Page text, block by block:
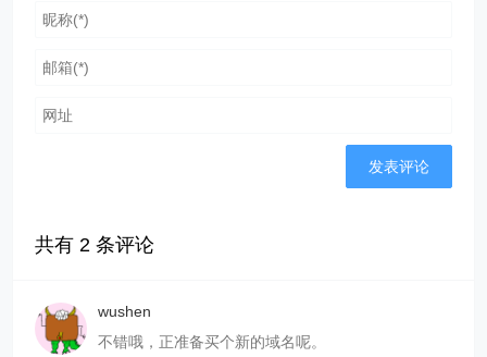
共有2 条评论
wushen
不错哦，正准备买个新的域名呢。